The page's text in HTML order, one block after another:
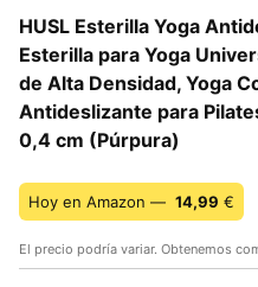
HUSL Esterilla Yoga
Esterilla para Yoga
de Alta Densidad, Yoga
Antideslizante para
0,4 cm (Púrpura)
Hoy en Amazon — 14,99 €
El precio podría variar. Obtenemos